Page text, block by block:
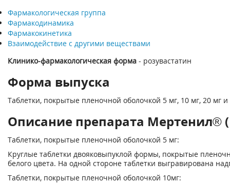
Фармакологическая группа
Фармакодинамика
Фармакокинетика
Взаимодействие с другими веществами
Клинико-фармакологическая форма - розувастатин
Форма выпуска
Таблетки, покрытые пленочной оболочкой 5 мг, 10 мг, 20 мг и
Описание препарата Мертенил®
Таблетки, покрытые пленочной оболочкой 5 мг:
Круглые таблетки двояковыпуклой формы, покрытые
белого цвета. На одной стороне таблетки выгравирована
Таблетки, покрытые пленочной оболочкой 10мг: